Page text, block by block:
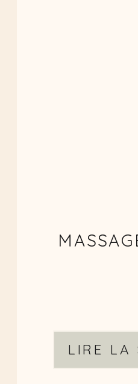
LIRE LA